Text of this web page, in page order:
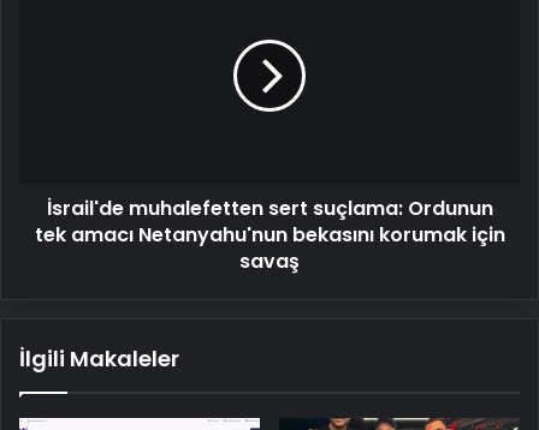
korumak
için
İsrail'de muhalefetten sert suçlama: Ordunun
tek amacı Netanyahu'nun bekasını korumak için
savaş
İlgili Makaleler